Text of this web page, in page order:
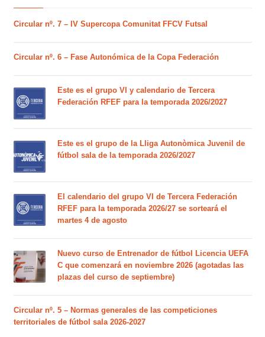
Circular nº. 7 – IV Supercopa Comunitat FFCV Futsal
Circular nº. 6 – Fase Autonómica de la Copa Federación
Este es el grupo VI y calendario de Tercera
Federación RFEF para la temporada 2026/2027
Este es el grupo de la Lliga Autonòmica Juvenil de
fútbol sala de la temporada 2026/2027
El calendario del grupo VI de Tercera Federación
RFEF para la temporada 2026/27 se sorteará el
martes 4 de agosto
Nuevo curso de Entrenador de fútbol Licencia UEFA
C que comenzará en noviembre 2026 (agotadas las
plazas del curso de septiembre)
Circular nº. 5 – Normas generales de las competiciones
territoriales de fútbol sala 2026-2027